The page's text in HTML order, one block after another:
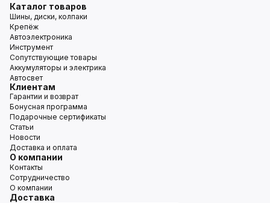
Каталог товаров
Шины, диски, колпаки
Крепёж
Автоэлектроника
Инструмент
Сопутствующие товары
Аккумуляторы и электрика
Автосвет
Клиентам
Гарантии и возврат
Бонусная программа
Подарочные сертификаты
Статьи
Новости
Доставка и оплата
О компании
Контакты
Сотрудничество
О компании
Доставка